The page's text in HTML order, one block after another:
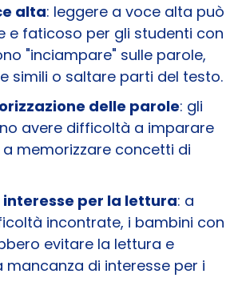
alta: leggere a voce alta può
e faticoso per gli studenti con
"inciampare" sulle parole,
simili o saltare parti del testo.
delle parole: gli
avere difficoltà a imparare
memorizzare concetti di
interesse per la lettura: a
incontrate, i bambini con
evitare la lettura e
di interesse per i